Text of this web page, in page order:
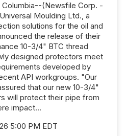
Columbia--(Newsfile Corp. -
Moulding Ltd., a
solutions for the oil and
the release of their
10-3/4" BTC thread
designed protectors meet
developed by
API workgroups. "Our
that our new 10-3/4"
will protect their pipe from
impact...
5:00 PM EDT